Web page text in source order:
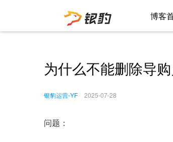
博客
为什么不能删除导购
银豹运营-YF 2025-07-28
问题：